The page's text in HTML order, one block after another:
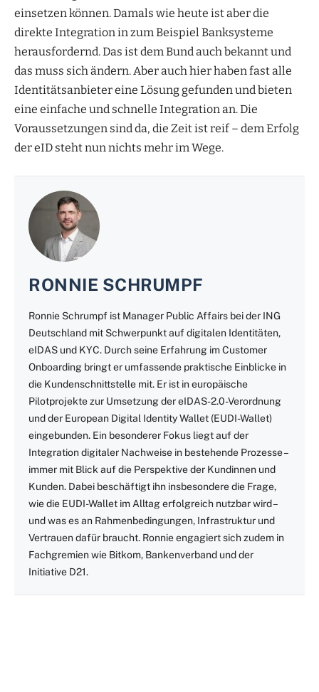
einsetzen können. Damals wie heute ist aber die
direkte Integration in zum Beispiel Banksysteme
herausfordernd. Das ist dem Bund auch bekannt und
das muss sich ändern. Aber auch hier haben fast alle
Identitätsanbieter eine Lösung gefunden und bieten
eine einfache und schnelle Integration an. Die
Voraussetzungen sind da, die Zeit ist reif – dem Erfolg
der eID steht nun nichts mehr im Wege.
RONNIE SCHRUMPF
Ronnie Schrumpf ist Manager Public Affairs bei der ING
Deutschland mit Schwerpunkt auf digitalen Identitäten,
eIDAS und KYC. Durch seine Erfahrung im Customer
Onboarding bringt er umfassende praktische Einblicke in
die Kundenschnittstelle mit. Er ist in europäische
Pilotprojekte zur Umsetzung der eIDAS-2.0-Verordnung
und der European Digital Identity Wallet (EUDI-Wallet)
eingebunden. Ein besonderer Fokus liegt auf der
Integration digitaler Nachweise in bestehende Prozesse –
immer mit Blick auf die Perspektive der Kundinnen und
Kunden. Dabei beschäftigt ihn insbesondere die Frage,
wie die EUDI-Wallet im Alltag erfolgreich nutzbar wird –
und was es an Rahmenbedingungen, Infrastruktur und
Vertrauen dafür braucht. Ronnie engagiert sich zudem in
Fachgremien wie Bitkom, Bankenverband und der
Initiative D21.